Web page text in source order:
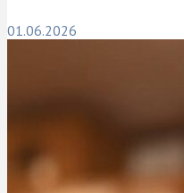
01.06.2026